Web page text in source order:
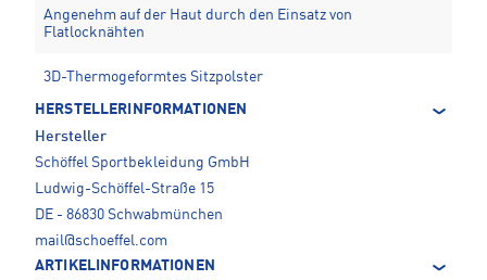
Angenehm auf der Haut durch den Einsatz von
Flatlocknähten
3D-Thermogeformtes Sitzpolster
HERSTELLERINFORMATIONEN
Hersteller
Schöffel Sportbekleidung GmbH
Ludwig-Schöffel-Straße 15
DE - 86830 Schwabmünchen
mail@schoeffel.com
ARTIKELINFORMATIONEN